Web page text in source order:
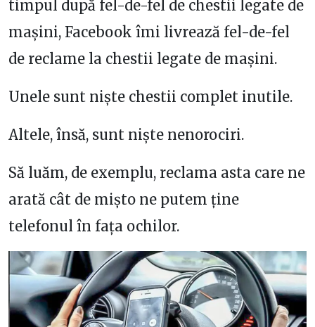
timpul după fel-de-fel de chestii legate de
mașini, Facebook îmi livrează fel-de-fel
de reclame la chestii legate de mașini.
Unele sunt niște chestii complet inutile.
Altele, însă, sunt niște nenorociri.
Să luăm, de exemplu, reclama asta care ne
arată cât de mișto ne putem ține
telefonul în fața ochilor.